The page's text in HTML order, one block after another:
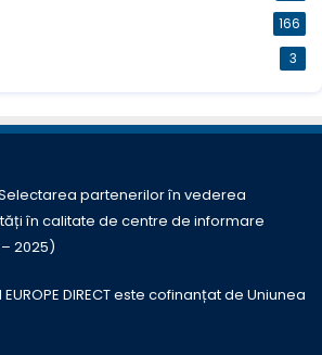
166
3
partenerilor în vederea
în calitate de centre de informare
– 2025)
DIRECT este cofinanțat de Uniunea